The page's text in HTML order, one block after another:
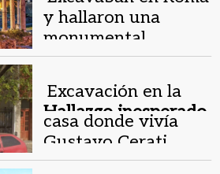
y hallaron una
monumental
escultura de mármol
Hallazgo inesperado.
Excavación en la
casa donde vivía
Gustavo Cerati
despertó la